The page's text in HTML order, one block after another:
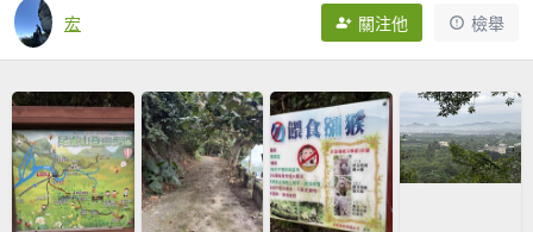
宏 關注他 檢舉